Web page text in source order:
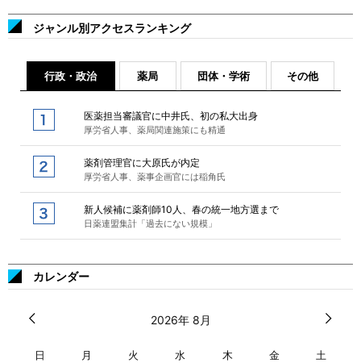
ジャンル別アクセスランキング
行政・政治 薬局 団体・学術 その他
医薬担当審議官に中井氏、初の私大出身
厚労省人事、薬局関連施策にも精通
薬剤管理官に大原氏が内定
厚労省人事、薬事企画官には稲角氏
新人候補に薬剤師10人、春の統一地方選まで
日薬連盟集計「過去にない規模」
カレンダー
2026年 8月
日 月 火 水 木 金 土